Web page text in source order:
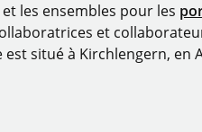
et les ensembles pour les
et
situé à Kirchlengern, en